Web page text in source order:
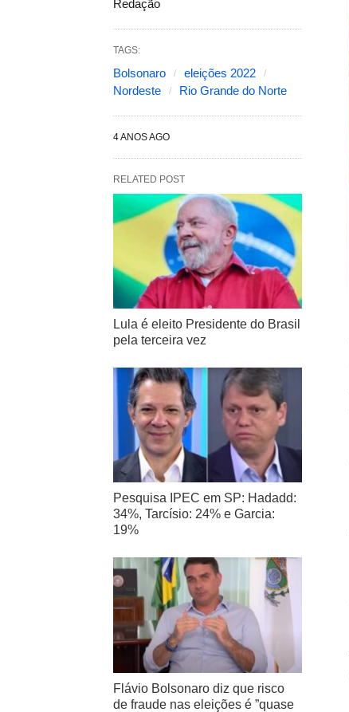
Redação
TAGS:
Bolsonaro
eleições 2022
Nordeste
Rio Grande do Norte
4 ANOS AGO
RELATED POST
Lula é eleito Presidente do Brasil
pela terceira vez
Pesquisa IPEC em SP: Hadadd:
34%, Tarcísio: 24% e Garcia:
19%
Flávio Bolsonaro diz que risco
de fraude nas eleições é ”quase